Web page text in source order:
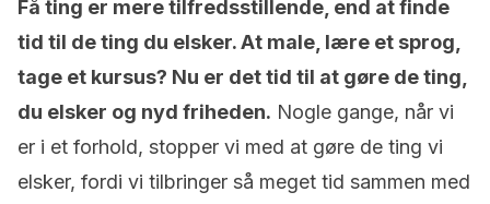
Få ting er mere tilfredsstillende, end at finde
tid til de ting du elsker. At male, lære et sprog,
tage et kursus? Nu er det tid til at gøre de ting,
du elsker og nyd friheden. Nogle gange, når vi
er i et forhold, stopper vi med at gøre de ting vi
elsker, fordi vi tilbringer så meget tid sammen med